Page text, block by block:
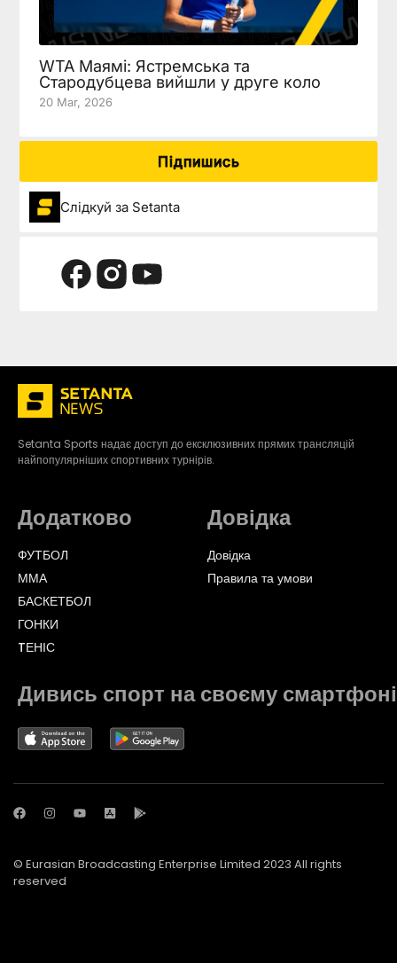
WTA Маямі: Ястремська та
Стародубцева вийшли у друге коло
20 Mar, 2026
Підпишись
Слідкуй за Setanta
Setanta Sports надає доступ до ексклюзивних прямих трансляцій
найпопулярніших спортивних турнірів.
Додатково
ФУТБОЛ
ММА
БАСКЕТБОЛ
ГОНКИ
TЕНІС
Довідка
Довідка
Правила та умови
Дивись спорт на своєму смартфоні
© Eurasian Broadcasting Enterprise Limited 2023 All rights
reserved